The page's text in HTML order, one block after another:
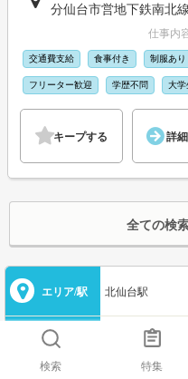
分仙台市営地下鉄南北
仕事内
交通費支給 食事付き 制服あり
フリーター歓迎 学歴不問 大学
キープする 詳
全ての検
エリア/駅 北仙台駅
職種 選択してください
検索 特集